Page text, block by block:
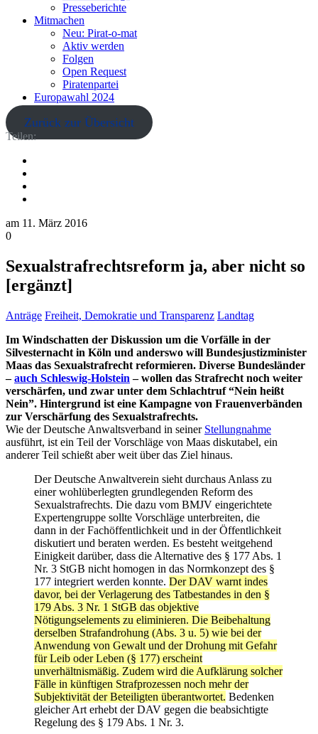
Presseberichte
Mitmachen
Neu: Pirat-o-mat
Aktiv werden
Folgen
Open Request
Piratenpartei
Europawahl 2024
Zurück zur Übersicht
Teilen:
am 11. März 2016
0
Sexualstrafrechtsreform ja, aber nicht so
[ergänzt]
Anträge Freiheit, Demokratie und Transparenz Landtag
Im Windschatten der Diskussion um die Vorfälle in der
Silvesternacht in Köln und anderswo will Bundesjustizminister
Maas das Sexualstrafrecht reformieren. Diverse Bundesländer
–auch Schleswig-Holstein – wollen das Strafrecht noch weiter
verschärfen, und zwar unter dem Schlachtruf “Nein heißt
Nein”. Hintergrund ist eine Kampagne von Frauenverbänden
zur Verschärfung des Sexualstrafrechts.
Wie der Deutsche Anwaltsverband in seiner Stellungnahme
ausführt, ist ein Teil der Vorschläge von Maas diskutabel, ein
anderer Teil schießt aber weit über das Ziel hinaus.
Der Deutsche Anwaltverein sieht durchaus Anlass zu
einer wohlüberlegten grundlegenden Reform des
Sexualstrafrechts. Die dazu vom BMJV eingerichtete
Expertengruppe sollte Vorschläge unterbreiten, die
dann in der Fachöffentlichkeit und in der Öffentlichkeit
diskutiert und beraten werden. Es besteht weitgehend
Einigkeit darüber, dass die Alternative des § 177 Abs. 1
Nr. 3 StGB nicht homogen in das Normkonzept des §
177 integriert werden konnte. Der DAV warnt indes
davor, bei der Verlagerung des Tatbestandes in den §
179 Abs. 3 Nr. 1 StGB das objektive
Nötigungselements zu eliminieren. Die Beibehaltung
derselben Strafandrohung (Abs. 3 u. 5) wie bei der
Anwendung von Gewalt und der Drohung mit Gefahr
für Leib oder Leben (§ 177) erscheint
unverhältnismäßig. Zudem wird die Aufklärung solcher
Fälle in künftigen Strafprozessen noch mehr der
Subjektivität der Beteiligten überantwortet. Bedenken
gleicher Art erhebt der DAV gegen die beabsichtigte
Regelung des § 179 Abs. 1 Nr. 3.